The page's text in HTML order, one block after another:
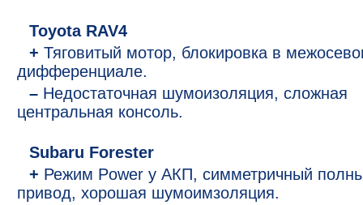
Toyota RAV4
+ Тяговитый мотор, блокировка в
дифференциале.
– Недостаточная шумоизоляция, сложная
центральная консоль.
Subaru Forester
+ Режим Power у АКП, симметричный
привод, хорошая шумоимзоляция.